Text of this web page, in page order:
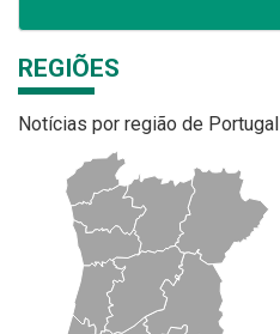
REGIÕES
Notícias por região de Portugal